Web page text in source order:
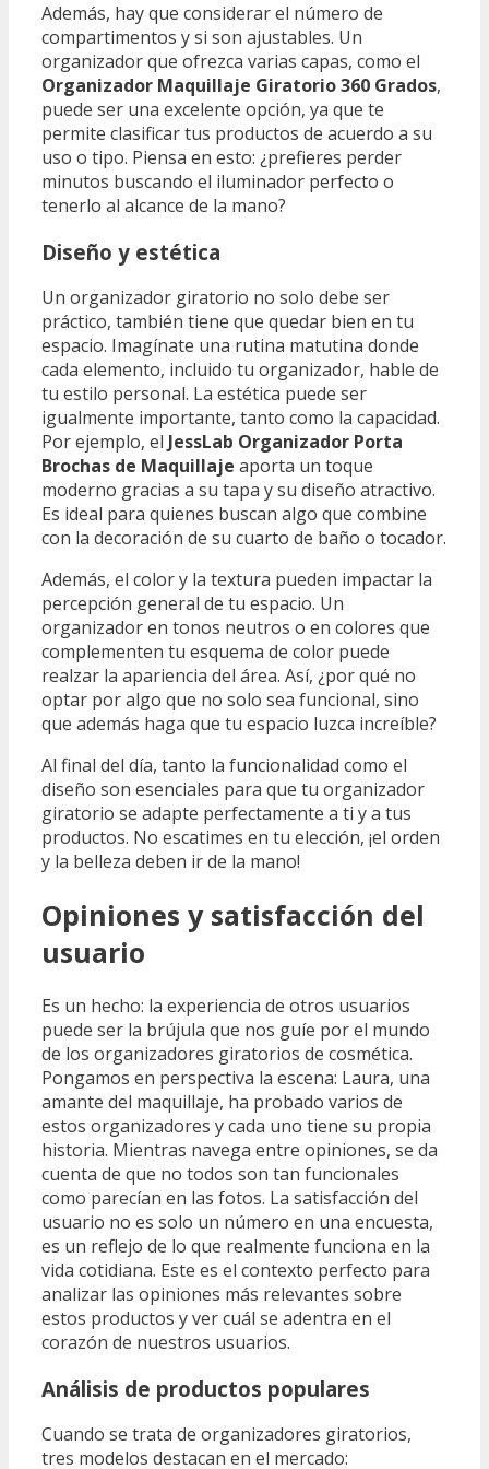
Además, hay que considerar el número de
compartimentos y si son ajustables. Un
organizador que ofrezca varias capas, como el
Organizador Maquillaje Giratorio 360 Grados,
puede ser una excelente opción, ya que te
permite clasificar tus productos de acuerdo a su
uso o tipo. Piensa en esto: ¿prefieres perder
minutos buscando el iluminador perfecto o
tenerlo al alcance de la mano?
Diseño y estética
Un organizador giratorio no solo debe ser
práctico, también tiene que quedar bien en tu
espacio. Imagínate una rutina matutina donde
cada elemento, incluido tu organizador, hable de
tu estilo personal. La estética puede ser
igualmente importante, tanto como la capacidad.
Por ejemplo, el JessLab Organizador Porta
Brochas de Maquillaje aporta un toque
moderno gracias a su tapa y su diseño atractivo.
Es ideal para quienes buscan algo que combine
con la decoración de su cuarto de baño o tocador.
Además, el color y la textura pueden impactar la
percepción general de tu espacio. Un
organizador en tonos neutros o en colores que
complementen tu esquema de color puede
realzar la apariencia del área. Así, ¿por qué no
optar por algo que no solo sea funcional, sino
que además haga que tu espacio luzca increíble?
Al final del día, tanto la funcionalidad como el
diseño son esenciales para que tu organizador
giratorio se adapte perfectamente a ti y a tus
productos. No escatimes en tu elección, ¡el orden
y la belleza deben ir de la mano!
Opiniones y satisfacción del
usuario
Es un hecho: la experiencia de otros usuarios
puede ser la brújula que nos guíe por el mundo
de los organizadores giratorios de cosmética.
Pongamos en perspectiva la escena: Laura, una
amante del maquillaje, ha probado varios de
estos organizadores y cada uno tiene su propia
historia. Mientras navega entre opiniones, se da
cuenta de que no todos son tan funcionales
como parecían en las fotos. La satisfacción del
usuario no es solo un número en una encuesta,
es un reflejo de lo que realmente funciona en la
vida cotidiana. Este es el contexto perfecto para
analizar las opiniones más relevantes sobre
estos productos y ver cuál se adentra en el
corazón de nuestros usuarios.
Análisis de productos populares
Cuando se trata de organizadores giratorios,
tres modelos destacan en el mercado: